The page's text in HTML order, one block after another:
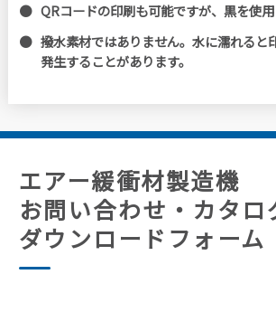
QRコードの印刷も可能ですが、黒を使用
撥水素材ではありません。水に濡れると
発生することがあります。
エアー緩衝材製造機
お問い合わせ・カタロ
ダウンロードフォーム